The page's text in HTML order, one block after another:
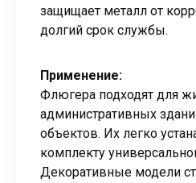
защищает металл от
долгий срок службы.
Применение:
Флюгера подходят для
административных
объектов. Их легко
комплекту
Декоративные модели